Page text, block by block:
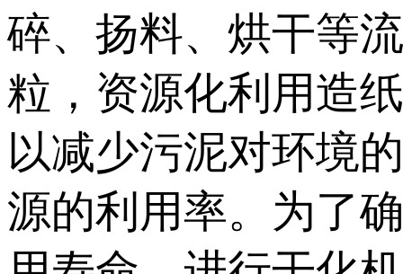
碎、扬料、烘干等
粒，资源化利用造
以减少污泥对环境
源的利用率。为了